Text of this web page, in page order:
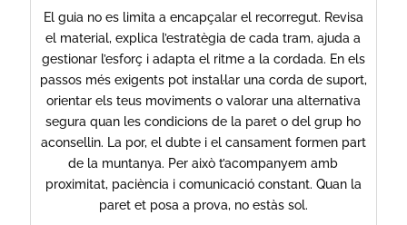
El guia no es limita a encapçalar el recorregut. Revisa
el material, explica l’estratègia de cada tram, ajuda a
gestionar l’esforç i adapta el ritme a la cordada. En els
passos més exigents pot instal·lar una corda de suport,
orientar els teus moviments o valorar una alternativa
segura quan les condicions de la paret o del grup ho
aconsellin. La por, el dubte i el cansament formen part
de la muntanya. Per això t’acompanyem amb
proximitat, paciència i comunicació constant. Quan la
paret et posa a prova, no estàs sol.